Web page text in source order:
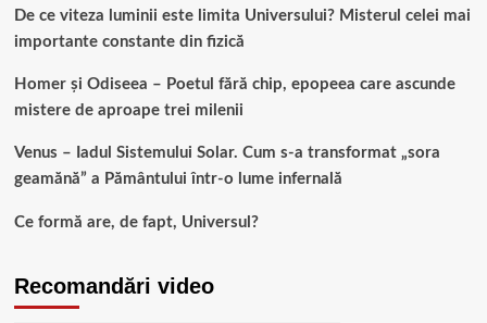
De ce viteza luminii este limita Universului? Misterul celei mai
importante constante din fizică
Homer și Odiseea – Poetul fără chip, epopeea care ascunde
mistere de aproape trei milenii
Venus – Iadul Sistemului Solar. Cum s-a transformat „sora
geamănă” a Pământului într-o lume infernală
Ce formă are, de fapt, Universul?
Recomandări video